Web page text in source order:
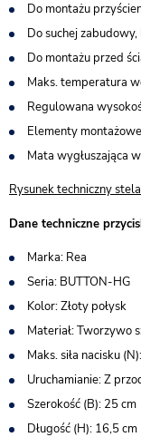
Do montażu
Do suchej
Do montażu przed
Maks. temperatura
Regulowana
Elementy
Mata wygłuszająca
Rysunek techniczny
Dane techniczne
Marka: Rea
Seria: BUTTON-HG
Kolor: Złoty połysk
Materiał: Tworzywo
Maks. siła nacisku
Uruchamianie: Z
Szerokość (B): 25 cm
Długość (H): 16,5 cm